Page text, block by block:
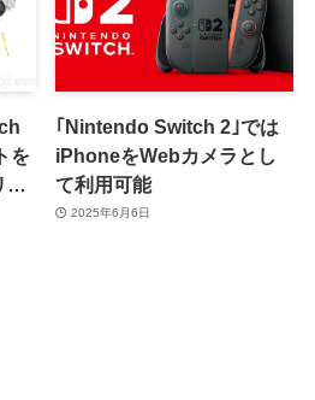
を
フ
｢Nintendo Switch 2｣では
iPhoneをWebカメラとし
て利用可能
2025年6月6日